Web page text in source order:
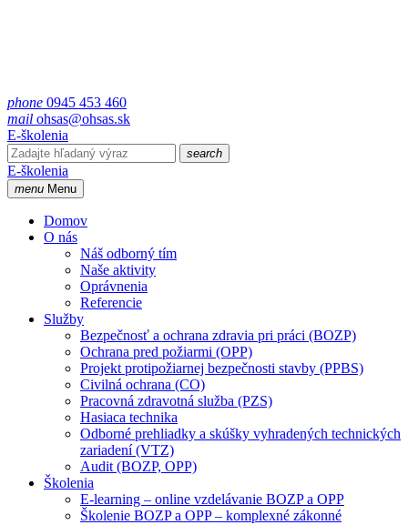
phone 0945 453 460
mail ohsas@ohsas.sk
E-školenia
search
E-školenia
menu Menu
Domov
O nás
Náš odborný tím
Naše aktivity
Oprávnenia
Referencie
Služby
Bezpečnosť a ochrana zdravia pri práci (BOZP)
Ochrana pred požiarmi (OPP)
Projekt protipožiarnej bezpečnosti stavby (PPBS)
Civilná ochrana (CO)
Pracovná zdravotná služba (PZS)
Hasiaca technika
Odborné prehliadky a skúšky vyhradených technických
zariadení (VTZ)
Audit (BOZP, OPP)
Školenia
E-learning – online vzdelávanie BOZP a OPP
Školenie BOZP a OPP – komplexné zákonné